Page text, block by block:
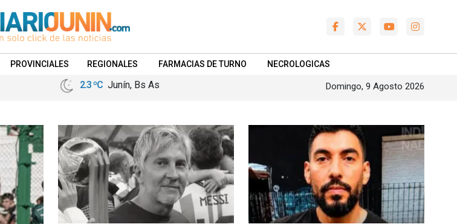
PROVINCIALES REGIONALES FARMACIAS DE TURNO NECROLOGICAS
2.3 ºC Junín, Bs As Domingo, 9 Agosto 2026